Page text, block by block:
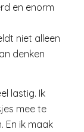
en enorm
niet alleen
denken
lastig. Ik
mee te
En ik maak